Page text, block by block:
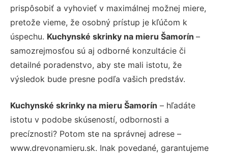
prispôsobiť a vyhovieť v maximálnej možnej miere,
pretože vieme, že osobný prístup je kľúčom k
úspechu. Kuchynské skrinky na mieru Šamorín –
samozrejmosťou sú aj odborné konzultácie či
detailné poradenstvo, aby ste mali istotu, že
výsledok bude presne podľa vašich predstáv.
Kuchynské skrinky na mieru Šamorín – hľadáte
istotu v podobe skúseností, odbornosti a
precíznosti? Potom ste na správnej adrese –
www.drevonamieru.sk. Inak povedané, garantujeme